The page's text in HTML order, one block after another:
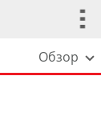
Обзор